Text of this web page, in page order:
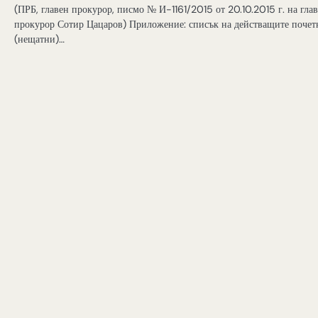
(ПРБ, главен прокурор, писмо № И-1161/2015 от 20.10.2015 г. на
прокурор Сотир Цацаров) Приложение: списък на действащите
(нещатни)…